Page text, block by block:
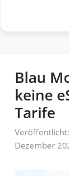
Blau
keine
Tarife
Dezember